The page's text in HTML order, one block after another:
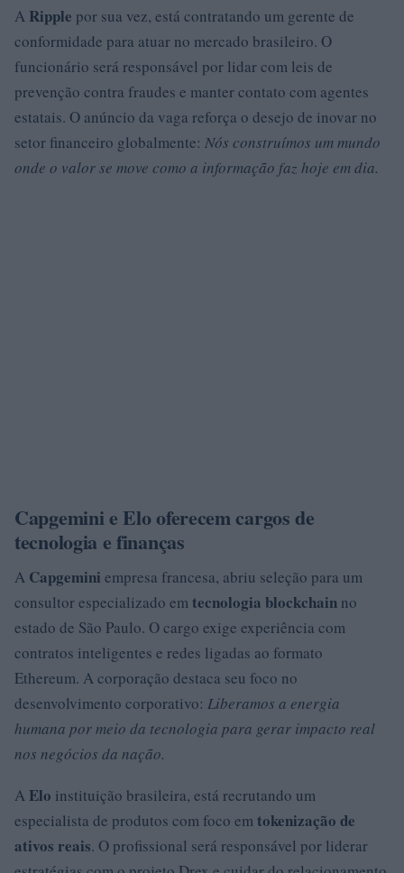
A Ripple por sua vez, está contratando um gerente de
conformidade para atuar no mercado brasileiro. O
funcionário será responsável por lidar com leis de
prevenção contra fraudes e manter contato com agentes
estatais. O anúncio da vaga reforça o desejo de inovar no
setor financeiro globalmente: Nós construímos um mundo
onde o valor se move como a informação faz hoje em dia.
Capgemini e Elo oferecem cargos de
tecnologia e finanças
A Capgemini empresa francesa, abriu seleção para um
consultor especializado emtecnologia blockchain no
estado de São Paulo. O cargo exige experiência com
contratos inteligentes e redes ligadas ao formato
Ethereum. A corporação destaca seu foco no
desenvolvimento corporativo: Liberamos a energia
humana por meio da tecnologia para gerar impacto real
nos negócios da nação.
A Elo instituição brasileira, está recrutando um
especialista de produtos com foco emtokenização de
ativos reais. O profissional será responsável por liderar